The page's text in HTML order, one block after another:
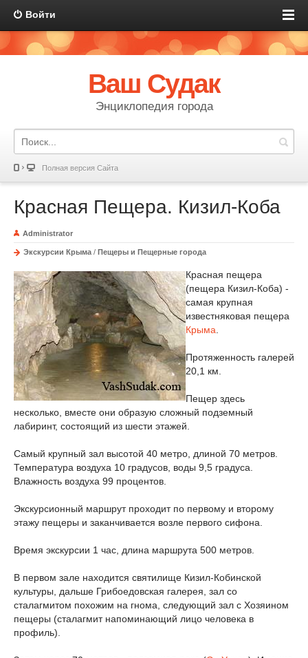
Войти
Ваш Судак
Энциклопедия города
Полная версия Сайта
Красная Пещера. Кизил-Коба
Administrator
Экскурсии Крыма / Пещеры и Пещерные города
Красная пещера
(пещера Кизил-Коба) -
самая крупная
известняковая пещера
Крыма
Протяженность галерей
20,1 км.
Пещер здесь
несколько, вместе они образую сложный подземный
лабиринт, состоящий из шести этажей.
Самый крупный зал высотой 40 метро, длиной 70 метров.
Температура воздуха 10 градусов, воды 9,5 градуса.
Влажность воздуха 99 процентов.
Экскурсионный маршрут проходит по первому и второму
этажу пещеры и заканчивается возле первого сифона.
Время экскурсии 1 час, длина маршрута 500 метров.
В первом зале находится святилище Кизил-Кобинской
культуры, дальше Грибоедовская галерея, зал со
сталагмитом похожим на гнома, следующий зал с Хозяином
пещеры (сталагмит напоминающий лицо человека в
профиль).